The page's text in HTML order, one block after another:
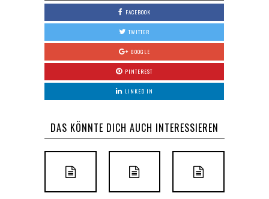
FACEBOOK
TWITTER
GOOGLE
PINTEREST
LINKED IN
DAS KÖNNTE DICH AUCH INTERESSIEREN